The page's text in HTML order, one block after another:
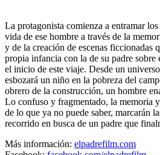
La protagonista comienza a entramar
vida de ese hombre a través de la
y de la creación de escenas ficcionadas
propia infancia con la de su padre sobre
el inicio de este viaje. Desde un
esbozará un niño en la pobreza del
obrero de la construcción, un hombre
Lo confuso y fragmentado, la memoria
de lo que ya no puede saber, marcarán
recorrido en busca de un padre que
Más información: elpadrefilm.com